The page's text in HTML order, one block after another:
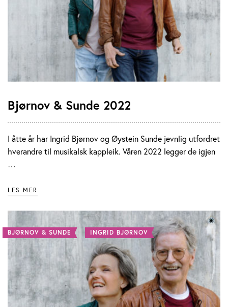
Bjørnov & Sunde 2022
I åtte år har Ingrid Bjørnov og Øystein Sunde jevnlig utfordret
hverandre til musikalsk kappleik. Våren 2022 legger de igjen
…
LES MER
BJØRNOV & SUNDE INGRID BJØRNOV